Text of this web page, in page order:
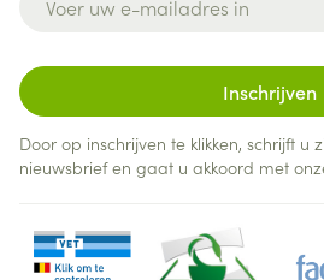
Inschrijven
Door op inschrijven te klikken, schrijft u
nieuwsbrief en gaat u akkoord met